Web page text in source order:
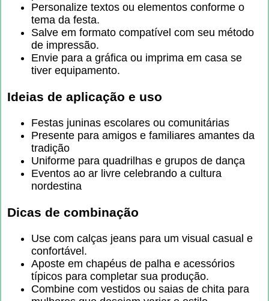
Personalize textos ou elementos conforme o
tema da festa.
Salve em formato compatível com seu método
de impressão.
Envie para a gráfica ou imprima em casa se
tiver equipamento.
Ideias de aplicação e uso
Festas juninas escolares ou comunitárias
Presente para amigos e familiares amantes da
tradição
Uniforme para quadrilhas e grupos de dança
Eventos ao ar livre celebrando a cultura
nordestina
Dicas de combinação
Use com calças jeans para um visual casual e
confortável.
Aposte em chapéus de palha e acessórios
típicos para completar sua produção.
Combine com vestidos ou saias de chita para